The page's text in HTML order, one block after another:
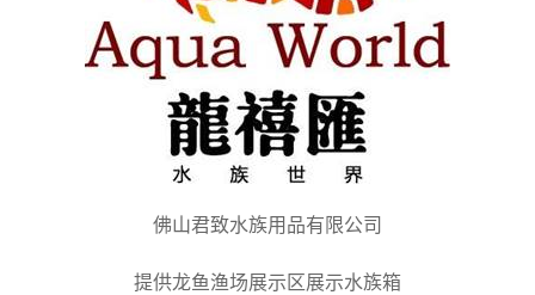
佛山君致水族用品有限公司
提供龙鱼渔场展示区展示水族箱